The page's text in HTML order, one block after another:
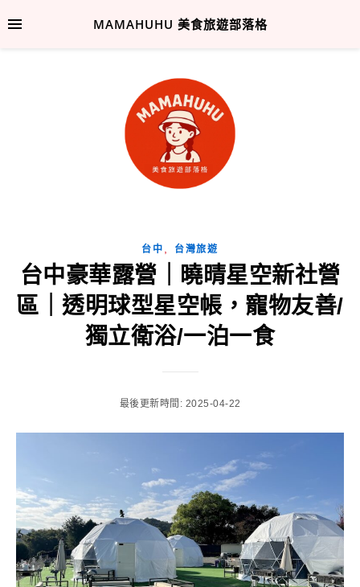
MAMAHUHU 美食旅遊部落格
台中 台灣旅遊
台中豪華露營｜曉晴星空新社營
區｜透明球型星空帳，寵物友善/
獨立衛浴/一泊一食
最後更新時間: 2025-04-22